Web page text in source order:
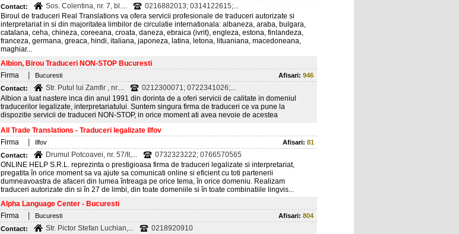
Contact:
Sos. Colentina, nr. 7, bl....
0216882013; 0314122615;...
Biroul de traduceri Real Translations va ofera servicii profesionale de traduceri autorizate si
interpretariat in si din majoritatea limbilor de circulatie internationala: albaneza, araba, bulgara,
catalana, ceha, chineza, coreeana, croata, daneza, ebraica (ivrit), engleza, estona, finlandeza,
franceza, germana, greaca, hindi, italiana, japoneza, latina, letona, lituaniana, macedoneana,
maghiar...
Albion, Birou Traduceri NON-STOP Bucuresti
Firma
Bucuresti Afisari: 946
Contact:
Str. Putul lui Zamfir , nr....
0212300071; 0722341026;...
Albion a luat nastere inca din anul 1991 din dorinta de a oferi servicii de calitate in domeniul
traducerilor legalizate, interpretariatului. Suntem singura firma de traduceri ce va pune la
dispozitie servicii de traduceri NON-STOP, in orice moment ati avea nevoie de acestea
All Trade Translations - Traduceri legalizate Ilfov
Firma
Ilfov Afisari: 81
Contact:
Drumul Potcoavei, nr. 57/II,...
0732323222; 0766570565
ONLINE HELP S.R.L. reprezinta o prestigioasa firma de traduceri legalizate si interpretariat,
pregatita în orice moment sa va ajute sa comunicati online si eficient cu toti partenerii
dumneavoastra de afaceri din lumea întreaga pe orice tema, în orice domeniu. Realizam
traduceri autorizate din si în 27 de limbi, din toate domeniile si în toate combinatiile lingvis...
Alpha Language Center - Bucuresti
Firma
Bucuresti Afisari: 804
Contact:
Str. Pictor Stefan Luchian,...
0218920910